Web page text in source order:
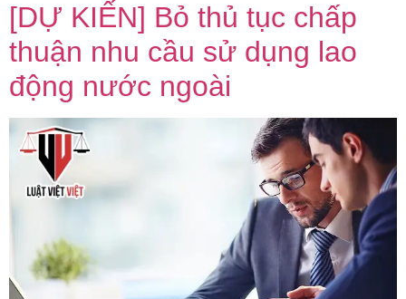
[DỰ KIẾN] Bỏ thủ tục chấp
thuận nhu cầu sử dụng lao
động nước ngoài